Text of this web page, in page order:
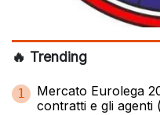
🔥 Trending
1
Mercato Eurolega
contratti e gli agenti